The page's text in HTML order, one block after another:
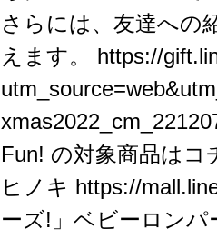
さらには、友達への
えます。 https://
Fun! の対象商品は
ヒノキ https://
ーズ!」ベビーロンパ